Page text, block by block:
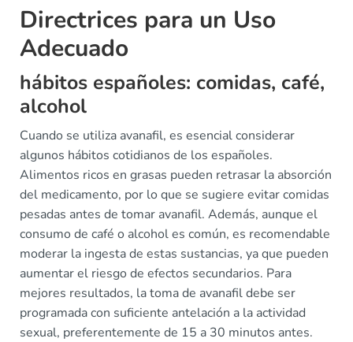
Directrices para un Uso
Adecuado
hábitos españoles: comidas, café,
alcohol
Cuando se utiliza avanafil, es esencial considerar
algunos hábitos cotidianos de los españoles.
Alimentos ricos en grasas pueden retrasar la absorción
del medicamento, por lo que se sugiere evitar comidas
pesadas antes de tomar avanafil. Además, aunque el
consumo de café o alcohol es común, es recomendable
moderar la ingesta de estas sustancias, ya que pueden
aumentar el riesgo de efectos secundarios. Para
mejores resultados, la toma de avanafil debe ser
programada con suficiente antelación a la actividad
sexual, preferentemente de 15 a 30 minutos antes.